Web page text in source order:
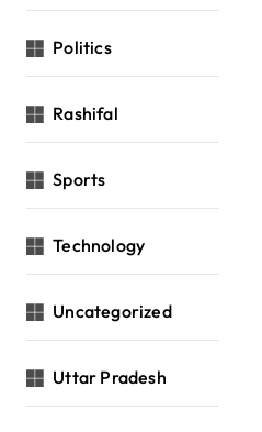
Politics
Rashifal
Sports
Technology
Uncategorized
Uttar Pradesh